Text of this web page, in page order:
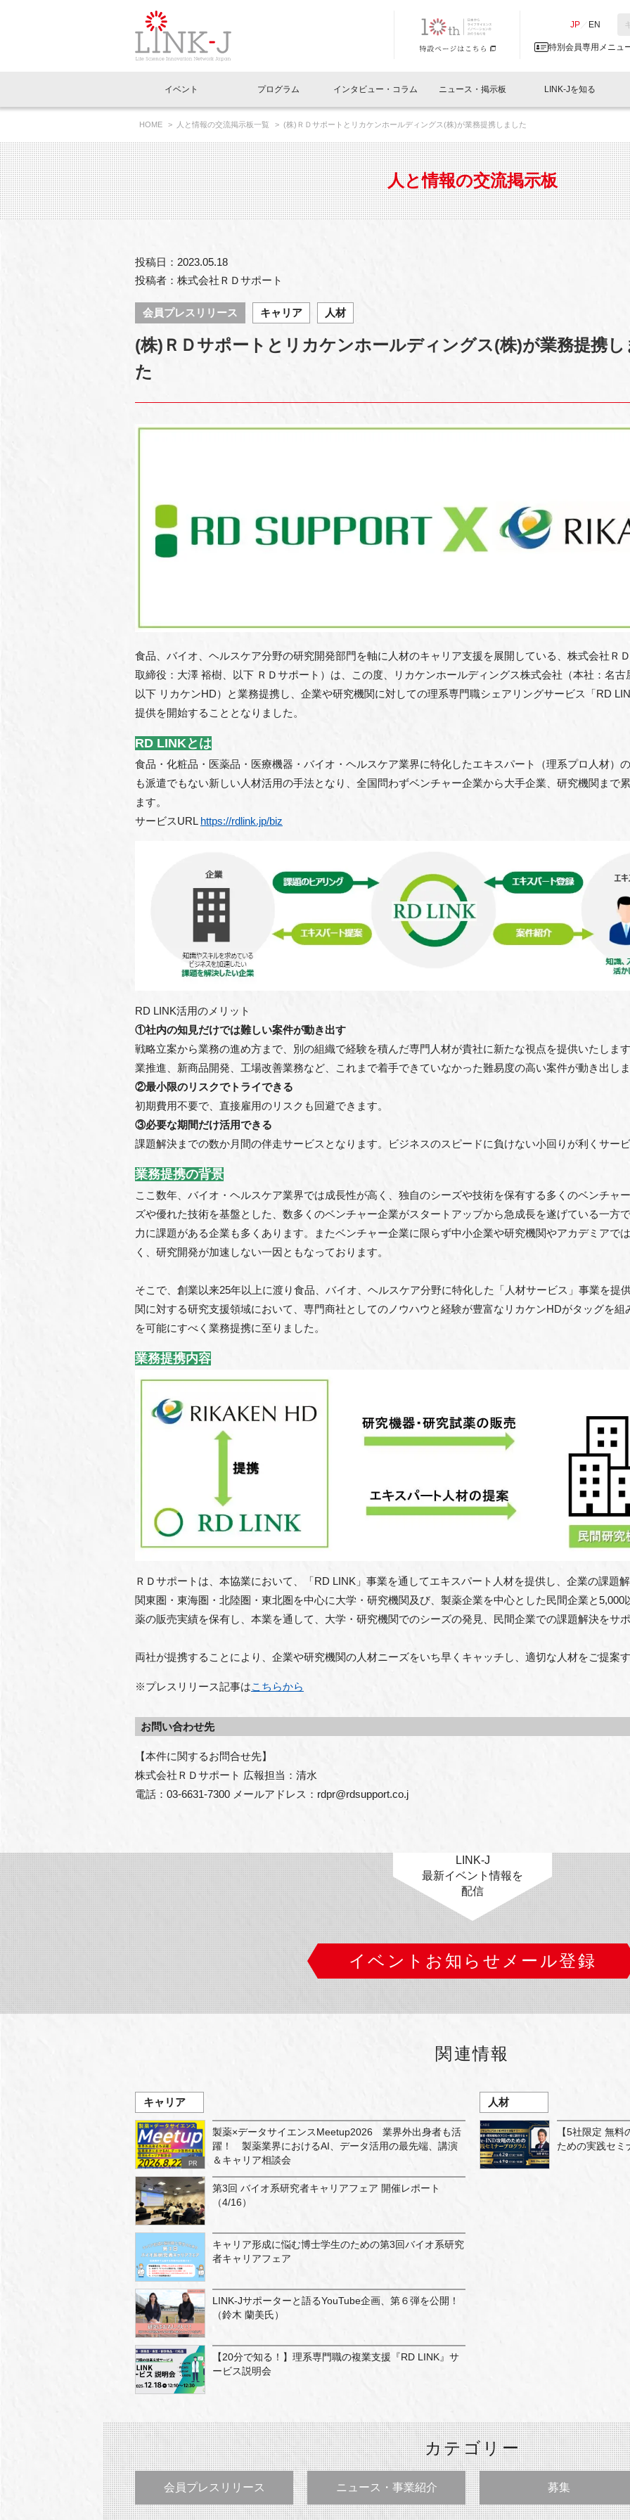
JP EN
特別会員専用メニュ
イベントお知らせメール登録
閉じる
イベント
イベント一覧
LINK-J主催・共催 特別会員開催
LINK-J協賛・協力 出展・参加
イベントレポート一覧
LINK-J主催・共催
LINK-J協賛・協力
プログラム
Out of Box相談室 What's "UNIKORN"？
インタビュー・コラム
インタビュー・コラム一覧
スペシャルインタビュー ベンチャーインタビュー 会報
連載コラム サポーターコラム 日本
ニュース・掲示板
ニュース一覧
トピック プレスリリース
メディア情報 海外関連
協賛・協力
人と情報の交流掲示板一覧
会員プレスリリース
募集
LINK-Jを知る
理事長挨拶 Why in Nihonbashi
国内外連携 サポーター紹介 事業
組織概要 パンフレット GTB
特別会員一覧 特別会員について 入会
専用メニューはこちら
ラウンジ・会議室 オフィス・ラボ 施設
アクセス
HOME 人と情報の交流掲示板一覧 (株)ＲＤサポートとリカケンホールディングス(株)が業務提携しました
人と情報の交流掲示板
投稿日：2023.05.18
投稿者：株式会社ＲＤサポート
会員プレスリリース キャリア ⼈材
(株)ＲＤサポートとリカケンホールディングス(株)が業務提携し
た
⾷品、バイオ、ヘルスケア分野の研究開発部⾨を軸に⼈材のキャリア⽀援を展開している、株式会社Ｒ
取締役：⼤澤 裕樹、以下 ＲＤサポート）は、この度、リカケンホールディングス株式会社（本社：名
以下 リカケンHD）と業務提携し、企業や研究機関に対しての理系専⾨職シェアリングサービス「RD
提供を開始することとなりました。
RD LINKとは
⾷品・化粧品・医薬品・医療機器・バイオ・ヘルスケア業界に特化したエキスパート（理系プロ⼈材）
も派遣でもない新しい⼈材活⽤の⼿法となり、全国問わずベンチャー企業から⼤⼿企業、研究機関まで
ます。
サービスURL https://rdlink.jp/biz
RD LINK活⽤のメリット
①社内の知⾒だけでは難しい案件が動き出す
戦略⽴案から業務の進め⽅まで、別の組織で経験を積んだ専⾨⼈材が貴社に新たな視点を提供いたしま
業推進、新商品開発、⼯場改善業務など、これまで着⼿できていなかった難易度の⾼い案件が動き出し
②最⼩限のリスクでトライできる
初期費⽤不要で、直接雇⽤のリスクも回避できます。
③必要な期間だけ活⽤できる
課題解決までの数か⽉間の伴⾛サービスとなります。ビジネスのスピードに負けない⼩回りが利くサー
業務提携の背景
ここ数年、バイオ・ヘルスケア業界では成⻑性が⾼く、独⾃のシーズや技術を保有する多くのベンチャ
ズや優れた技術を基盤とした、数多くのベンチャー企業がスタートアップから急成⻑を遂げている⼀⽅
⼒に課題がある企業も多くあります。またベンチャー企業に限らず中⼩企業や研究機関やアカデミアで
く、研究開発が加速しない⼀因ともなっております。
そこで、創業以来25年以上に渡り⾷品、バイオ、ヘルスケア分野に特化した「⼈材サービス」事業を提
関に対する研究⽀援領域において、専⾨商社としてのノウハウと経験が豊富なリカケンHDがタッグを
を可能にすべく業務提携に⾄りました。
業務提携内容
ＲＤサポートは、本協業において、「RD LINK」事業を通してエキスパート⼈材を提供し、企業の課題
関東圏・東海圏・北陸圏・東北圏を中⼼に⼤学・研究機関及び、製薬企業を中⼼とした⺠間企業と
薬の販売実績を保有し、本業を通して、⼤学・研究機関でのシーズの発⾒、⺠間企業での課題解決をサ
両社が提携することにより、企業や研究機関の⼈材ニーズをいち早くキャッチし、適切な⼈材をご提案
※プレスリリース記事はこちらから
お問い合わせ先
【本件に関するお問合せ先】
株式会社ＲＤサポート 広報担当：清⽔
電話：03-6631-7300 メールアドレス：rdpr@rdsupport.co.j
LINK-J
最新イベント情報を
配信
イベントお知らせメール登録
関連情報
キャリア
PR
製薬×データサイエンスMeetup2026 業界外出身者も活
躍！ 製薬業界におけるAI、データ活用の最先端、講演
＆キャリア相談会
第3回 バイオ系研究者キャリアフェア 開催レポート
（4/16）
キャリア形成に悩む博士学生のための第3回バイオ系研究
者キャリアフェア
LINK-Jサポーターと語るYouTube企画、第６弾を公開！
（鈴木 蘭美氏）
【20分で知る！】理系専門職の複業支援『RD LINK』サ
ービス説明会
⼈材
【5社限定 無
ための実践セミ
カテゴリー
会員プレスリリース ニュース・事業紹介 募集